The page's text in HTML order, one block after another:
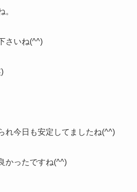
。
さいね(^^)
れ今日も安定してましたね(^^)
かったですね(^^)